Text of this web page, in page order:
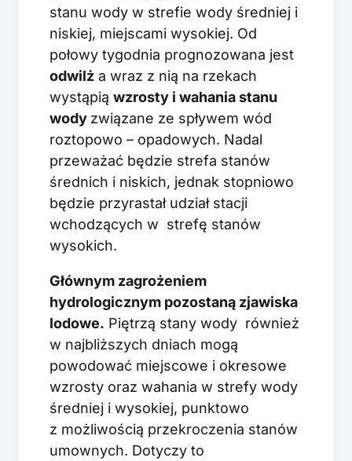
stanu wody w strefie wody średniej i
niskiej, miejscami wysokiej. Od
połowy tygodnia prognozowana jest
odwilż a wraz z nią na rzekach
wystąpią wzrosty i wahania stanu
wody związane ze spływem wód
roztopowo – opadowych. Nadal
przeważać będzie strefa stanów
średnich i niskich, jednak stopniowo
będzie przyrastał udział stacji
wchodzących w strefę stanów
wysokich.
Głównym zagrożeniem
hydrologicznym pozostaną zjawiska
lodowe. Piętrzą stany wody również
w najbliższych dniach mogą
powodować miejscowe i okresowe
wzrosty oraz wahania w strefy wody
średniej i wysokiej, punktowo
z możliwością przekroczenia stanów
umownych. Dotyczy to